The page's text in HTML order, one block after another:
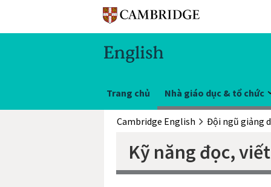
Trang chủ Nhà giáo dục & tổ chức
Cambridge English
Kỹ năng đọc,